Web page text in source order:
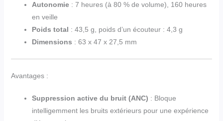
Autonomie: 7 heures (à 80 % de volume), 160 heures
en veille
Poids total : 43,5 g, poids d’un écouteur : 4,3 g
Dimensions : 63 x 47 x 27,5 mm
Avantages :
Suppression active du bruit (ANC) : Bloque
intelligemment les bruits extérieurs pour une expérience